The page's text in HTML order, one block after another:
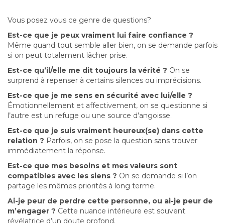
Vous posez vous ce genre de questions?
Est-ce que je peux vraiment lui faire confiance ?
Même quand tout semble aller bien, on se demande parfois
si on peut totalement lâcher prise.
Est-ce qu’il/elle me dit toujours la vérité ? On se
surprend à repenser à certains silences ou imprécisions.
Est-ce que je me sens en sécurité avec lui/elle ?
Émotionnellement et affectivement, on se questionne si
l’autre est un refuge ou une source d’angoisse.
Est-ce que je suis vraiment heureux(se) dans cette
relation ? Parfois, on se pose la question sans trouver
immédiatement la réponse.
Est-ce que mes besoins et mes valeurs sont
compatibles avec les siens ? On se demande si l’on
partage les mêmes priorités à long terme.
Ai-je peur de perdre cette personne, ou ai-je peur de
m’engager ? Cette nuance intérieure est souvent
révélatrice d’un doute profond.